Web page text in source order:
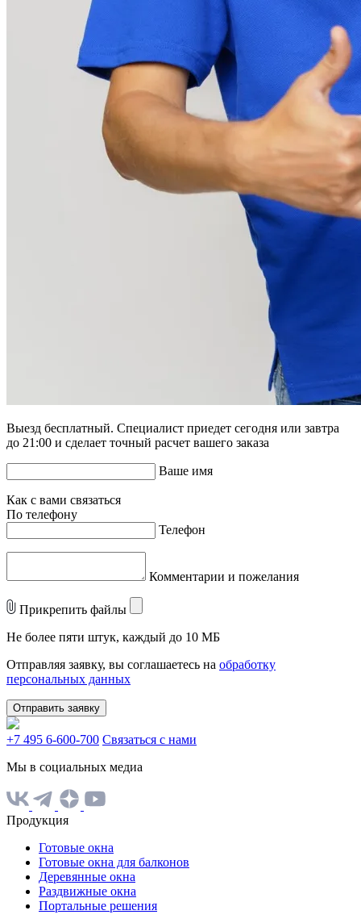
Выезд бесплатный. Специалист приедет сегодня или завтра
до 21:00 и сделает точный расчет вашего заказа
Ваше имя
Как с вами связаться
По телефону
Телефон
Комментарии и пожелания
Прикрепить файлы
Не более пяти штук, каждый до 10 МБ
Отправляя заявку, вы соглашаетесь на обработку
персональных данных
Отправить заявку
+7 495 6-600-700 Связаться с нами
Мы в социальных медиа
Продукция
Готовые окна
Готовые окна для балконов
Деревянные окна
Раздвижные окна
Портальные решения